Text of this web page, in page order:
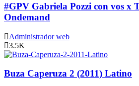
#GPV Gabriela Pozzi con vos x
Ondemand
Administrador web
3.5K
Buza Caperuza 2 (2011) Latino